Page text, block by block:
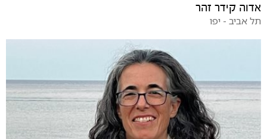
אדוה קידר זהר
תל אביב - יפו